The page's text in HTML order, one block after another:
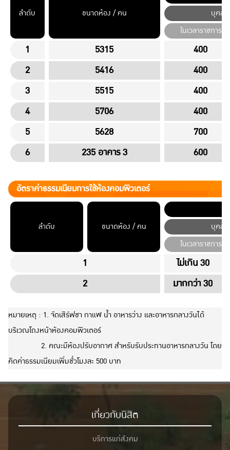
ลำดับ ขนาดห้อง / คน
บุคล
ในเวลาราชการ
1 5315
400
2
5416
400
3
5515
400
4
5706
400
5
5628
700
6
235 อาคาร 3 600
อัตราค่าธรรมเนียมการใช้ห้องคอมพิวเตอร์
ลำดับ ขนาดห้อง / คน
บุคล
ในเวลาราชการ
1
ไม่เกิน 30
2
มากกว่า 30
หมายเหตุ : 1. จัดเสิร์ฟชา กาแฬ น้ำ อาหารว่าง และอาหารกลางวันได้
บริเวณโถงหน้าห้องคอมพิวเตอร์
2. คณะมีห้องปรับอากาศ สำหรับรับประทานอาหารกลางวัน โดย
คิดค่าธรรมเนียมเพิ่มชั่วโมงละ 500 บาท
เกี่ยวกับนิสิต
บริการแก่สังคม